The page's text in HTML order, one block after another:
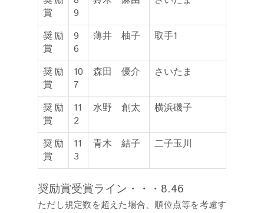
賞
9
奨励
賞
9
6
薄井 柚子 取手1
奨励
賞
10
7
森田 優介 さいたま
奨励
賞
11
2
水野 創太 横浜磯子
奨励
賞
11
3
青木 結子 二子玉川
奨励賞受賞ライン・・・8.46
ただし規定数を超えた場合、順位点等を考慮す